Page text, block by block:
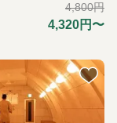
4,800円
4,320円〜